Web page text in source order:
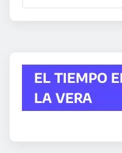
EL TIEMPO
LA VERA